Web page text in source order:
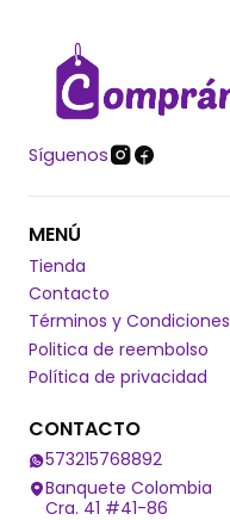
Síguenos
MENÚ
Tienda
Contacto
Términos y Condiciones
Politica de reembolso
Política de privacidad
CONTACTO
573215768892
Banquete Colombia
Cra. 41 #41-86